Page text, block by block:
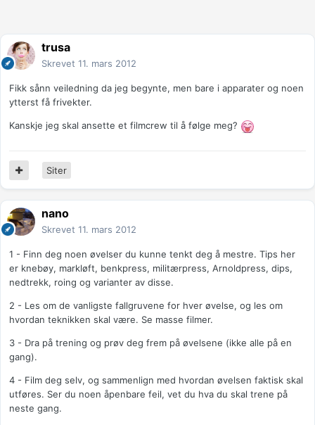
trusa
Skrevet 11. mars 2012
Fikk sånn veiledning da jeg begynte, men bare i apparater og noen
ytterst få frivekter.
Kanskje jeg skal ansette et filmcrew til å følge meg?
Siter
nano
Skrevet 11. mars 2012
1 - Finn deg noen øvelser du kunne tenkt deg å mestre. Tips her
er knebøy, markløft, benkpress, militærpress, Arnoldpress, dips,
nedtrekk, roing og varianter av disse.
2 - Les om de vanligste fallgruvene for hver øvelse, og les om
hvordan teknikken skal være. Se masse filmer.
3 - Dra på trening og prøv deg frem på øvelsene (ikke alle på en
gang).
4 - Film deg selv, og sammenlign med hvordan øvelsen faktisk skal
utføres. Ser du noen åpenbare feil, vet du hva du skal trene på
neste gang.